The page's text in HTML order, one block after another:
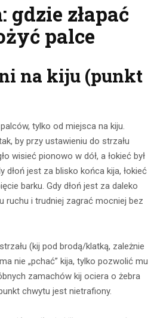
gdzie złapać
palce
na kiju (punkt
tylko od miejsca na kiju.
by przy ustawieniu do strzału
wisieć pionowo w dół, a łokieć był
dłoń jest za blisko końca kija, łokieć
barku. Gdy dłoń jest za daleko
ruchu i trudniej zagrać mocniej bez
(kij pod brodą/klatką, zależnie
nie „pchać” kija, tylko pozwolić mu
zamachów kij ociera o żebra
chwytu jest nietrafiony.